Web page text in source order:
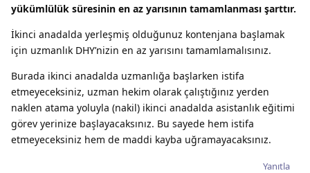
yükümlülük süresinin en az yarısının tamamlanması şarttır.
İkinci anadalda yerleşmiş olduğunuz kontenjana başlamak
için uzmanlık DHY’nizin en az yarısını tamamlamalısınız.
Burada ikinci anadalda uzmanlığa başlarken istifa
etmeyeceksiniz, uzman hekim olarak çalıştığınız yerden
naklen atama yoluyla (nakil) ikinci anadalda asistanlık eğitimi
görev yerinize başlayacaksınız. Bu sayede hem istifa
etmeyeceksiniz hem de maddi kayba uğramayacaksınız.
Yanıtla